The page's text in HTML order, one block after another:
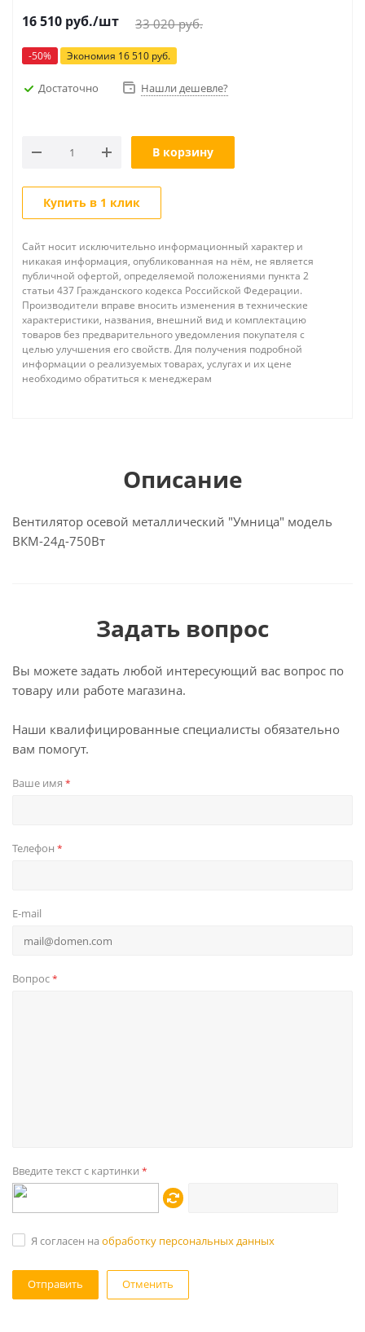
16 510 руб./шт 33 020руб.
-50% Экономия 16 510 руб.
Достаточно Нашли дешевле?
В корзину
Купить в 1 клик
Сайт носит исключительно информационный характер и
никакая информация, опубликованная на нём, не является
публичной офертой, определяемой положениями пункта 2
статьи 437 Гражданского кодекса Российской Федерации.
Производители вправе вносить изменения в технические
характеристики, названия, внешний вид и комплектацию
товаров без предварительного уведомления покупателя с
целью улучшения его свойств. Для получения подробной
информации о реализуемых товарах, услугах и их цене
необходимо обратиться к менеджерам
Описание
Вентилятор осевой металлический "Умница" модель
ВКМ-24д-750Вт
Задать вопрос
Вы можете задать любой интересующий вас вопрос по
товару или работе магазина.
Наши квалифицированные специалисты обязательно
вам помогут.
Ваше имя *
Телефон *
E-mail
Вопрос*
Введите текст с картинки *
Я согласен на обработку персональных данных
Отменить